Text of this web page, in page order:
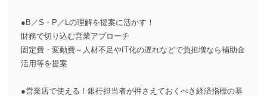
●B／S・P／Lの理解を提案に活かす！
財務で切り込む営業アプローチ
固定費・変動費～人材不足やIT化の遅れなどで負担増なら補助金
活用等を提案
●営業店で使える！銀行担当者が押さえておくべき経済指標の基